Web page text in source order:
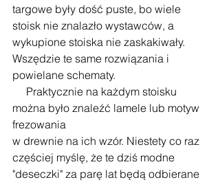
targowe były dość puste, bo wiele
stoisk nie znalazło wystawców, a
wykupione stoiska nie zaskakiwały.
Wszędzie te same rozwiązania i
powielane schematy.
można było znaleźć lamele lub motyw
frezowania
w drewnie na ich wzór. Niestety co raz
częściej myślę, że te dziś modne
"deseczki" za parę lat będą odbierane